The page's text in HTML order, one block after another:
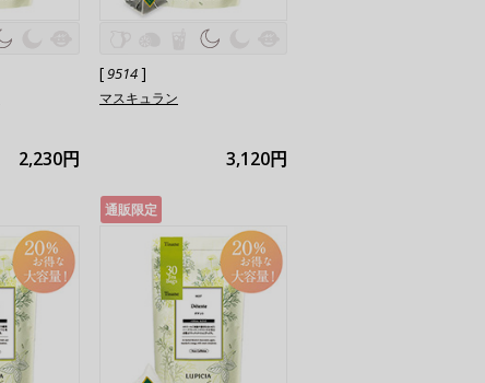
2,230円
[9514]
マスキュラン
3,120円
通販限定